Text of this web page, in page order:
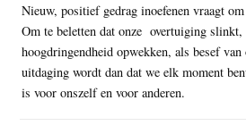
Nieuw, positief gedrag inoefenen vraagt
Om te beletten dat onze overtuiging slinkt,
hoogdringendheid opwekken, als besef
uitdaging wordt dan dat we elk moment
is voor onszelf en voor anderen.